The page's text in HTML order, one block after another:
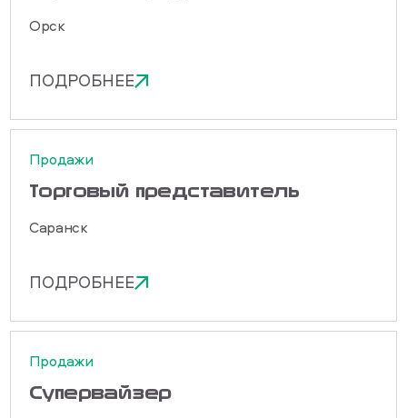
Орск
ПОДРОБНЕЕ
Продажи
Торговый представитель
Саранск
ПОДРОБНЕЕ
Продажи
Cупервайзер